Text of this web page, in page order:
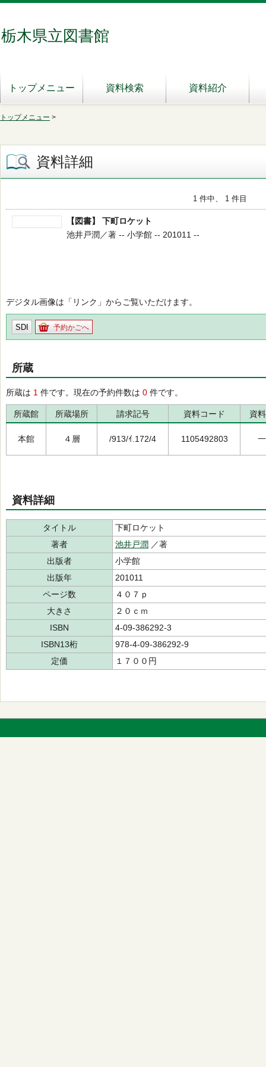
栃木県立図書館
トップメニュー 資料検索 資料紹介
トップメニュー >
資料詳細
1 件中、 1 件目
【図書】 下町ロケット
池井戸潤／著 -- 小学館 -- 201011 --
デジタル画像は「リンク」からご覧いただけます。
SDI 予約かごへ
所蔵
所蔵は 1 件です。現在の予約件数は 0 件です。
所蔵館 所蔵場所 請求記号 資料コード 資
本館 ４層 /913/ｲ.172/4 1105492803
資料詳細
タイトル
下町ロケット
著者
池井戸潤 ／著
出版者
小学館
出版年
201011
ページ数
４０７ｐ
大きさ
２０ｃｍ
ISBN
4-09-386292-3
ISBN13桁
978-4-09-386292-9
定価
１７００円